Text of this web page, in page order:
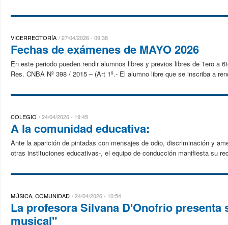
VICERRECTORÍA 27/04/2026 - 09:38
Fechas de exámenes de MAYO 2026
En este periodo pueden rendir alumnos libres y previos libres de 1ero a
Res. CNBA Nº 398 / 2015 – (Art 1º.- El alumno libre que se inscriba a
COLEGIO 24/04/2026 - 19:45
A la comunidad educativa:
Ante la aparición de pintadas con mensajes de odio, discriminación y
otras instituciones educativas-, el equipo de conducción manifiesta su
MÚSICA, COMUNIDAD 24/04/2026 - 10:54
La profesora Silvana D'Onofrio
musical"